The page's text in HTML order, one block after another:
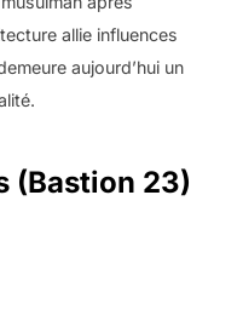
allie influences
aujourd’hui un
(Bastion 23)